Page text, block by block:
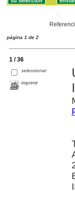
página 1 de 2
1 / 36
seleccionar
imprimir